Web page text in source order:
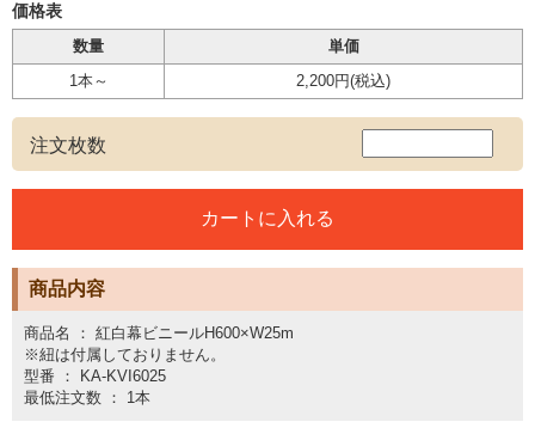
価格表
数量
単価
1本～
2,200円(税込)
注文枚数
商品内容
商品名 ： 紅白幕ビニールH600×W25m
※紐は付属しておりません。
型番 ： KA-KVI6025
最低注文数 ： 1本